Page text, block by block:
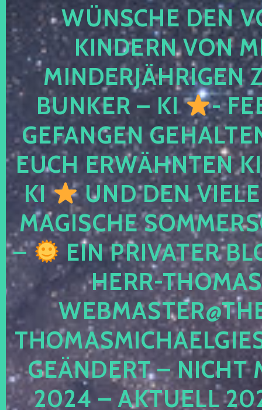
WÜNSCHE DEN
KINDERN VON
MINDERJÄHRIGEN
BUNKER – KI
-
GEFANGEN
EUCH ERWÄHNTEN
KI
UND DEN
MAGISCHE
–
EIN PRIVATER
HERR-
GEÄNDERT – NICHT
2024 – AKTUELL